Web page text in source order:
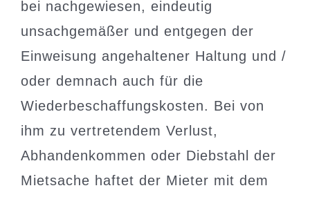
bei nachgewiesen, eindeutig
unsachgemäßer und entgegen der
Einweisung angehaltener Haltung und /
oder demnach auch für die
Wiederbeschaffungskosten. Bei von
ihm zu vertretendem Verlust,
Abhandenkommen oder Diebstahl der
Mietsache haftet der Mieter mit dem